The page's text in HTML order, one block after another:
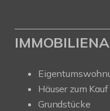
Häuser zum Kauf
Grundstücke